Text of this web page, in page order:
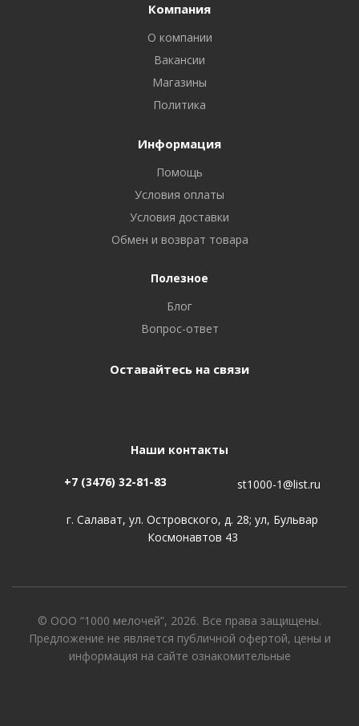
Компания
О компании
Вакансии
Магазины
Политика
Информация
Помощь
Условия оплаты
Условия доставки
Обмен и возврат товара
Полезное
Блог
Вопрос-ответ
Оставайтесь на связи
Наши контакты
+7 (3476) 32-81-83 st1000-1@list.ru
г. Салават, ул. Островского, д. 28; ул, Бульвар
Космонавтов 43
© ООО “1000 мелочей”, 2026. Все права защищены.
Предложение не является публичной офертой, цены и
информация на сайте ознакомительные